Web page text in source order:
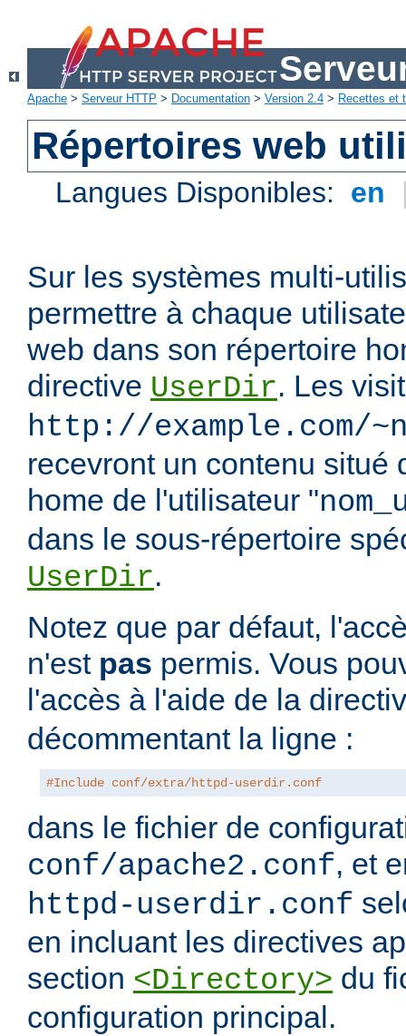
Apache > Serveur HTTP > Documentation > Version 2.4 > Recettes et
Répertoires web
Langues Disponibles: en
Sur les systèmes multi-
permettre à chaque
web dans son répertoire
directive UserDir. Les
http://example.com/
recevront un contenu situé
home de l'utilisateur "
dans le sous-répertoire
UserDir.
Notez que par défaut,
n'est pas permis. Vous
l'accès à l'aide de la
décommentant la ligne :
#Include conf/extra/httpd-userdir.conf
dans le fichier de
conf/apache2.conf, et
httpd-userdir.conf
en incluant les directives
section <Directory> du
configuration principal.